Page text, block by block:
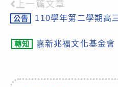
Read
more
articles
上一篇文章
公告 110學年第二學期高
轉知
嘉新兆福文化基金